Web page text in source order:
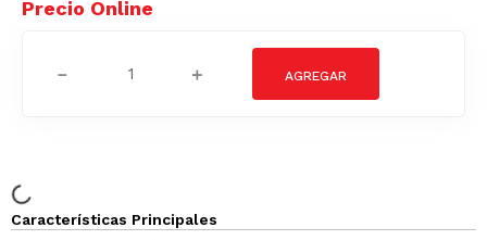
＋
－
Características Principales